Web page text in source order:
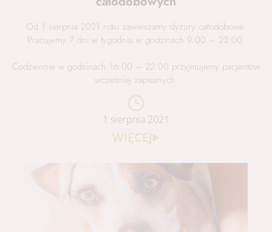
Od 1 sierpnia 2021 roku zawieszamy dyżury całodobowe.
Pracujemy 7 dni w tygodniu w godzinach 9:00 – 23:00.
Codziennie w godzinach 16:00 – 22:00 przyjmujemy pacjentów
wcześniej zapisanych.
1 sierpnia 2021
WIĘCEJ